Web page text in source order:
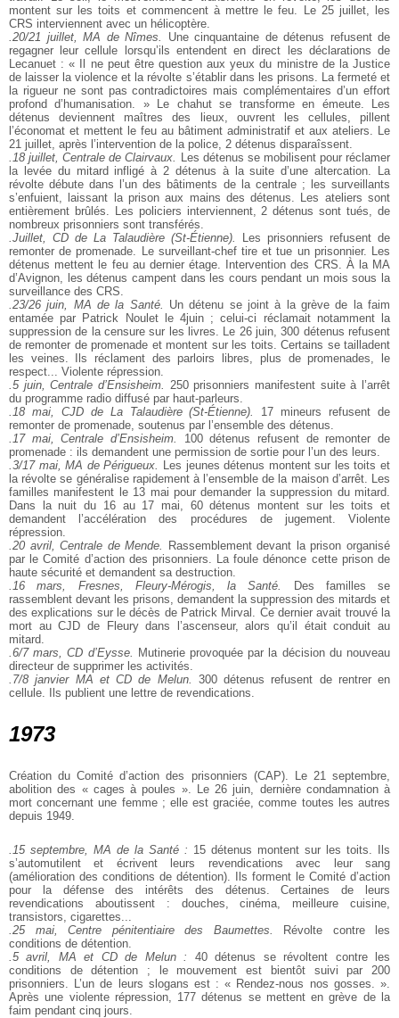
montent sur les toits et commencent à mettre le feu. Le 25 juillet, les
CRS interviennent avec un hélicoptère.
.20/21 juillet, MA de Nîmes.
Une cinquantaine de détenus refusent de
regagner leur cellule lorsqu’ils entendent en direct les déclarations de
Lecanuet : « Il ne peut être question aux yeux du ministre de la Justice
de laisser la violence et la révolte s’établir dans les prisons. La fermeté et
la rigueur ne sont pas contradictoires mais complémentaires d’un effort
profond d’humanisation. » Le chahut se transforme en émeute. Les
détenus deviennent maîtres des lieux, ouvrent les cellules, pillent
l’économat et mettent le feu au bâtiment administratif et aux ateliers. Le
21 juillet, après l’intervention de la police, 2 détenus disparaîssent.
.18 juillet, Centrale de Clairvaux.
Les détenus se mobilisent pour réclamer
la levée du mitard infligé à 2 détenus à la suite d’une altercation. La
révolte débute dans l’un des bâtiments de la centrale ; les surveillants
s’enfuient, laissant la prison aux mains des détenus. Les ateliers sont
entièrement brûlés. Les policiers interviennent, 2 détenus sont tués, de
nombreux prisonniers sont transférés.
.Juillet, CD de La Talaudière (St-Étienne).
Les prisonniers refusent de
remonter de promenade. Le surveillant-chef tire et tue un prisonnier. Les
détenus mettent le feu au dernier étage. Intervention des CRS. À la MA
d’Avignon, les détenus campent dans les cours pendant un mois sous la
surveillance des CRS.
.23/26 juin, MA de la Santé.
Un détenu se joint à la grève de la faim
entamée par Patrick Noulet le 4juin ; celui-ci réclamait notamment la
suppression de la censure sur les livres. Le 26 juin, 300 détenus refusent
de remonter de promenade et montent sur les toits. Certains se tailladent
les veines. Ils réclament des parloirs libres, plus de promenades, le
respect... Violente répression.
.5 juin, Centrale d’Ensisheim.
250 prisonniers manifestent suite à l’arrêt
du programme radio diffusé par haut-parleurs.
.18 mai, CJD de La Talaudière (St-Étienne).
17 mineurs refusent de
remonter de promenade, soutenus par l’ensemble des détenus.
.17 mai, Centrale d’Ensisheim.
100 détenus refusent de remonter de
promenade : ils demandent une permission de sortie pour l’un des leurs.
.3/17 mai, MA de Périgueux.
Les jeunes détenus montent sur les toits et
la révolte se généralise rapidement à l’ensemble de la maison d’arrêt. Les
familles manifestent le 13 mai pour demander la suppression du mitard.
Dans la nuit du 16 au 17 mai, 60 détenus montent sur les toits et
demandent l’accélération des procédures de jugement. Violente
répression.
.20 avril, Centrale de Mende.
Rassemblement devant la prison organisé
par le Comité d’action des prisonniers. La foule dénonce cette prison de
haute sécurité et demandent sa destruction.
.16 mars, Fresnes, Fleury-Mérogis, la Santé.
Des familles se
rassemblent devant les prisons, demandent la suppression des mitards et
des explications sur le décès de Patrick Mirval. Ce dernier avait trouvé la
mort au CJD de Fleury dans l’ascenseur, alors qu’il était conduit au
mitard.
.6/7 mars, CD d’Eysse.
Mutinerie provoquée par la décision du nouveau
directeur de supprimer les activités.
.7/8 janvier MA et CD de Melun.
300 détenus refusent de rentrer en
cellule. Ils publient une lettre de revendications.
1973
Création du Comité d’action des prisonniers (CAP). Le 21 septembre,
abolition des « cages à poules ». Le 26 juin, dernière condamnation à
mort concernant une femme ; elle est graciée, comme toutes les autres
depuis 1949.
.15 septembre, MA de la Santé : 15 détenus montent sur les toits. Ils
s’automutilent et écrivent leurs revendications avec leur sang
(amélioration des conditions de détention). Ils forment le Comité d’action
pour la défense des intérêts des détenus. Certaines de leurs
revendications aboutissent : douches, cinéma, meilleure cuisine,
transistors, cigarettes...
.25 mai, Centre pénitentiaire des Baumettes.
Révolte contre les
conditions de détention.
.5 avril, MA et CD de Melun : 40 détenus se révoltent contre les
conditions de détention ; le mouvement est bientôt suivi par 200
prisonniers. L’un de leurs slogans est : « Rendez-nous nos gosses. ».
Après une violente répression, 177 détenus se mettent en grève de la
faim pendant cinq jours.